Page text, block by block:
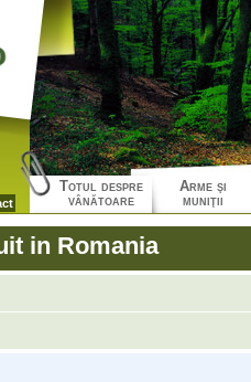
Totul despre
vânătoare
Arme şi
muniţii
in Romania